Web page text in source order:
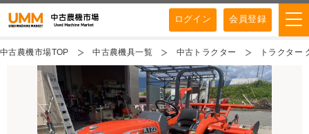
ログイン 会員登録
中古農機市場TOP 中古農機具一覧 中古トラクター トラクター